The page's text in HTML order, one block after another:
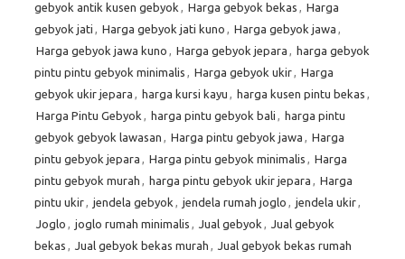
gebyok antik kusen gebyok , Harga gebyok bekas , Harga
gebyok jati , Harga gebyok jati kuno , Harga gebyok jawa ,
Harga gebyok jawa kuno , Harga gebyok jepara , harga gebyok
pintu pintu gebyok minimalis , Harga gebyok ukir, Harga
gebyok ukir jepara , harga kursi kayu , harga kusen pintu bekas ,
Harga Pintu Gebyok , harga pintu gebyok bali , harga pintu
gebyok gebyok lawasan , Harga pintu gebyok jawa , Harga
pintu gebyok jepara , Harga pintu gebyok minimalis , Harga
pintu gebyok murah , harga pintu gebyok ukir jepara , Harga
pintu ukir, jendela gebyok , jendela rumah joglo , jendela ukir,
Joglo , joglo rumah minimalis , Jual gebyok , Jual gebyok
bekas , Jual gebyok bekas murah , Jual gebyok bekas rumah